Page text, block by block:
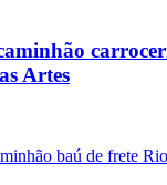
Artes